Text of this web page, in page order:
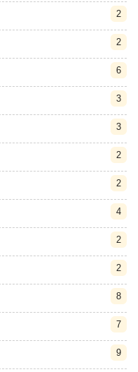
2
2
6
3
3
2
2
4
2
2
8
7
9